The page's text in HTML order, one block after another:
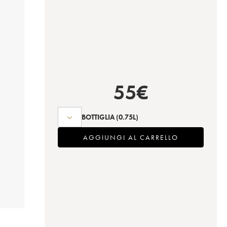
55€
BOTTIGLIA (0.75L)
AGGIUNGI AL CARRELLO